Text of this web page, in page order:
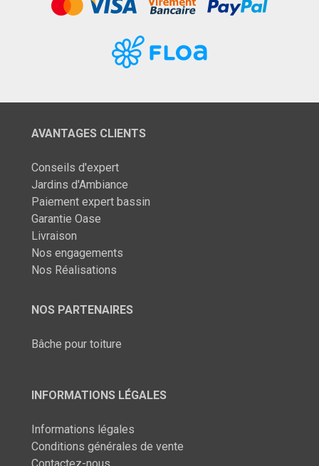
AVANTAGES CLIENTS
Conseils d'expert
Jardins d'Ambiance
Paiement expert bassin
Garantie Oase
Livraison
Nos engagements
Nos Réalisations
NOS PARTENAIRES
Bâche pour toiture
INFORMATIONS LÉGALES
Informations légales
Conditions générales de vente